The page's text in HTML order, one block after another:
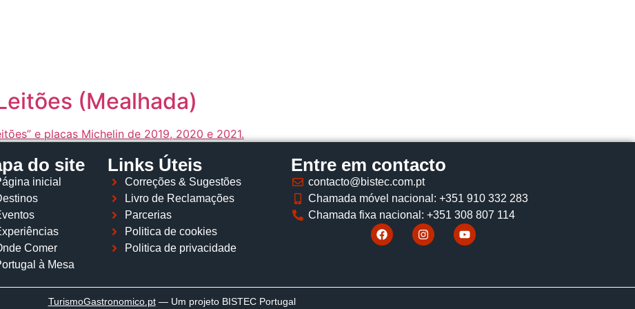
(Mealhada)
do site
inicial
Comer
à Mesa
Links Úteis
Correções & Sugestões
Livro de Reclamações
Parcerias
Politica de cookies
Politica de privacidade
Entre em contacto
contacto@bistec.com.pt
Chamada móvel nacional: +351 910 332 283
Chamada fixa nacional: +351 308 807 114
TurismoGastronomico.pt— Um projeto BISTEC Portugal